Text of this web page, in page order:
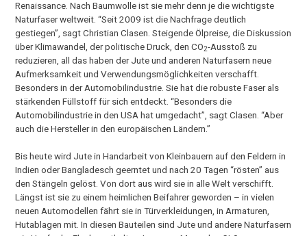
Renaissance. Nach Baumwolle ist sie mehr denn je die wichtigste
Naturfaser weltweit. “Seit 2009 ist die Nachfrage deutlich
gestiegen”, sagt Christian Clasen. Steigende Ölpreise, die Diskussion
über Klimawandel, der politische Druck, den CO2-Ausstoß zu
reduzieren, all das haben der Jute und anderen Naturfasern neue
Aufmerksamkeit und Verwendungsmöglichkeiten verschafft.
Besonders in der Automobilindustrie. Sie hat die robuste Faser als
stärkenden Füllstoff für sich entdeckt. “Besonders die
Automobilindustrie in den USA hat umgedacht”, sagt Clasen. “Aber
auch die Hersteller in den europäischen Ländern.”
Bis heute wird Jute in Handarbeit von Kleinbauern auf den Feldern in
Indien oder Bangladesch geerntet und nach 20 Tagen “rösten” aus
den Stängeln gelöst. Von dort aus wird sie in alle Welt verschifft.
Längst ist sie zu einem heimlichen Beifahrer geworden – in vielen
neuen Automodellen fährt sie in Türverkleidungen, in Armaturen,
Hutablagen mit. In diesen Bauteilen sind Jute und andere Naturfasern